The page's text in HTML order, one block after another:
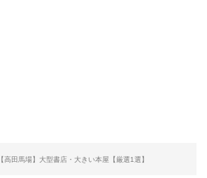
【高田馬場】大型書店・大きい本屋【厳選1選】